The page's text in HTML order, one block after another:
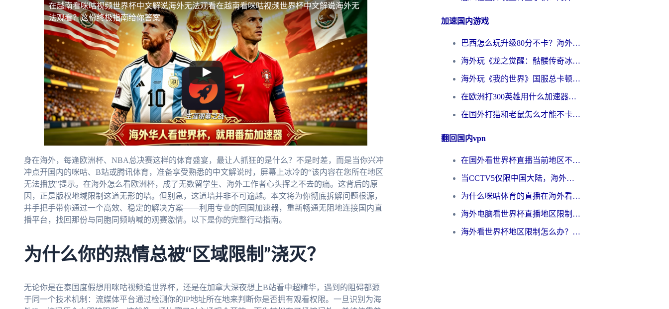
在越南看咪咕视频世界杯中文解说海外无法观看在越南看咪咕视频世界杯中文解说海外无
法观看？这份终极指南给你答案
身在海外，每逢欧洲杯、NBA总决赛这样的体育盛宴，最让人抓狂的是什么？不是时差，而是当你兴冲
冲点开国内的咪咕、B站或腾讯体育，准备享受熟悉的中文解说时，屏幕上冰冷的“该内容在您所在地区
无法播放”提示。在海外怎么看欧洲杯，成了无数留学生、海外工作者心头挥之不去的痛。这背后的原
因，正是版权地域限制这道无形的墙。但别急，这道墙并非不可逾越。本文将为你彻底拆解问题根源，
并手把手带你通过一个高效、稳定的解决方案——利用专业的回国加速器，重新畅通无阻地连接国内直
播平台，找回那份与同胞同频呐喊的观赛激情。以下是你的完整行动指南。
为什么你的热情总被“区域限制”浇灭？
无论你是在泰国度假想用咪咕视频追世界杯，还是在加拿大深夜想上B站看中超精华，遇到的阻碍都源
于同一个技术机制：流媒体平台通过检测你的IP地址所在地来判断你是否拥有观看权限。一旦识别为海
加速国内游戏
巴西怎么玩升级80分不卡？海外玩家国服游戏加速器终极指南（附避坑技巧）
海外玩《龙之觉醒：骷髅传奇冰雪合击》延迟高？这篇指南帮你解决卡顿烦恼！
海外玩《我的世界》国服总卡顿？这篇我的世界游戏加速器指南帮你解决所有问题
在欧洲打300英雄用什么加速器好？留学生亲测有效的解决方案来了
在国外打猫和老鼠怎么才能不卡？老玩家亲测的终极加速指南
翻回国内vpn
在国外看世界杯直播当前地区不可播放？海外党必看的回国加速全攻略
当CCTV5仅限中国大陆，海外球迷的世界杯狂欢如何继续？
为什么咪咕体育的直播在海外看不了？3步解决海外看世界杯+抖音地区限制难题
海外电脑看世界杯直播地区限制怎么办？你需要一个聪明的加速器
海外看世界杯地区限制怎么办？一篇搞定咪咕视频播放+国内资源无缝访问指南